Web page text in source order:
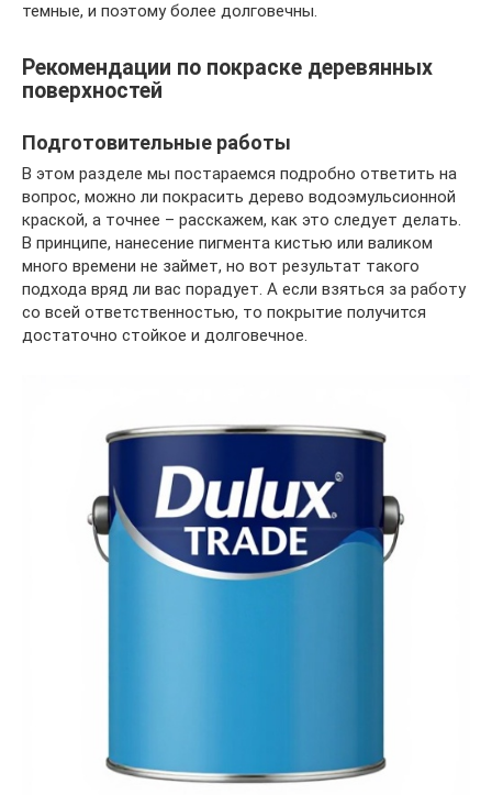
темные, и поэтому более долговечны.
Рекомендации по покраске деревянных
поверхностей
Подготовительные работы
В этом разделе мы постараемся подробно ответить на
вопрос, можно ли покрасить дерево водоэмульсионной
краской, а точнее – расскажем, как это следует делать.
В принципе, нанесение пигмента кистью или валиком
много времени не займет, но вот результат такого
подхода вряд ли вас порадует. А если взяться за работу
со всей ответственностью, то покрытие получится
достаточно стойкое и долговечное.